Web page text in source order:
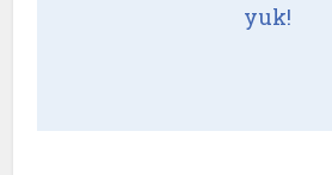
yuk!